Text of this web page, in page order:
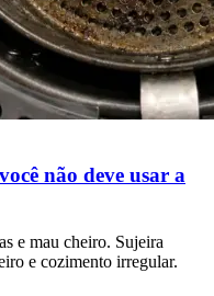
não deve usar a
e mau cheiro. Sujeira
e cozimento irregular.